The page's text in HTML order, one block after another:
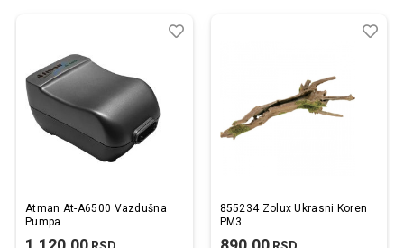
Atman At-A6500 Vazdušna
Pumpa
Dodaj
Uporedi
855234 Zolux Ukrasni Koren
PM3